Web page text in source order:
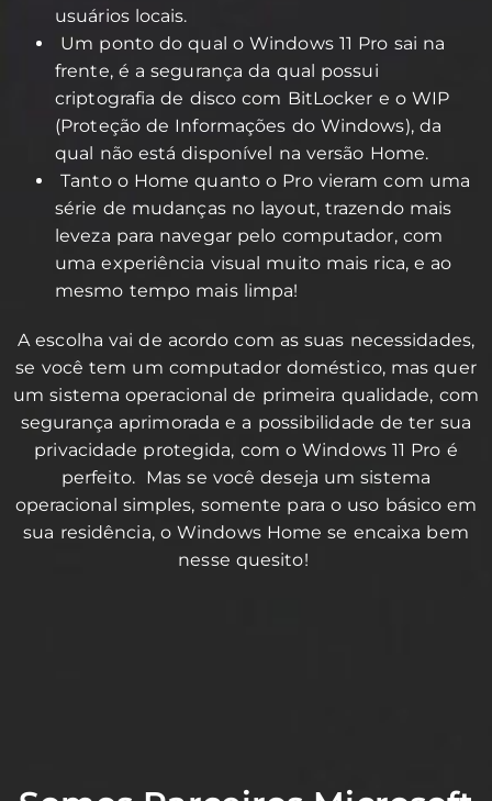
usuários locais.
Um ponto do qual o Windows 11 Pro sai na
frente, é a segurança da qual possui
criptografia de disco com BitLocker e o WIP
(Proteção de Informações do Windows), da
qual não está disponível na versão Home.
Tanto o Home quanto o Pro vieram com uma
série de mudanças no layout, trazendo mais
leveza para navegar pelo computador, com
uma experiência visual muito mais rica, e ao
mesmo tempo mais limpa!
A escolha vai de acordo com as suas necessidades,
se você tem um computador doméstico, mas quer
um sistema operacional de primeira qualidade, com
segurança aprimorada e a possibilidade de ter sua
privacidade protegida, com o Windows 11 Pro é
perfeito. Mas se você deseja um sistema
operacional simples, somente para o uso básico em
sua residência, o Windows Home se encaixa bem
nesse quesito!